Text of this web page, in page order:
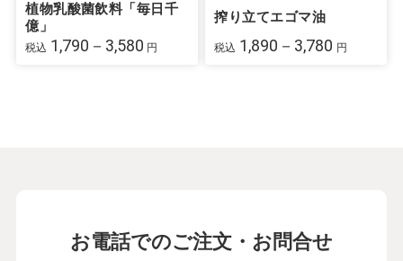
植物乳酸菌飲料「毎日千
億」
税込 1,790－3,580 円
搾り立てエゴマ油
税込 1,890－3,780 円
お電話でのご注文・お問合せ